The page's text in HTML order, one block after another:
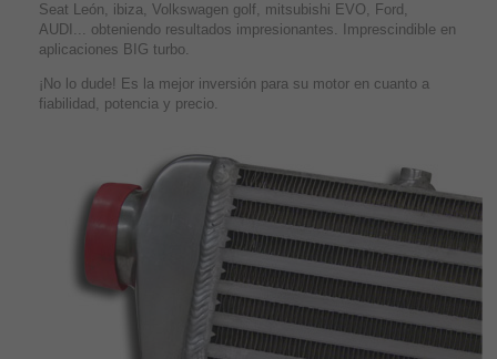
Seat León, ibiza, Volkswagen golf, mitsubishi EVO, Ford,
AUDI... obteniendo resultados impresionantes. Imprescindible en
aplicaciones BIG turbo.
¡No lo dude! Es la mejor inversión para su motor en cuanto a
fiabilidad, potencia y precio.